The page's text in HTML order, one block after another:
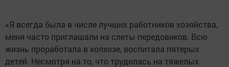
«Я всегда была в числе лучших работников хозяйства,
меня часто приглашали на слеты передовиков. Всю
жизнь проработала в колхозе, воспитала пятерых
детей. Несмотря на то, что трудилась на тяжелых